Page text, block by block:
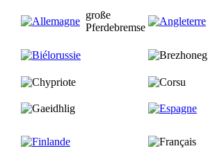
große
Pferdebremse